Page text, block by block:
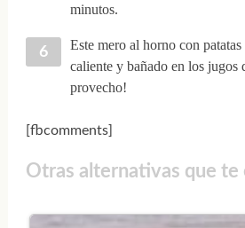
minutos.
Este mero al horno con
caliente y bañado en los jugos
provecho!
[fbcomments]
Otras alternativas que te